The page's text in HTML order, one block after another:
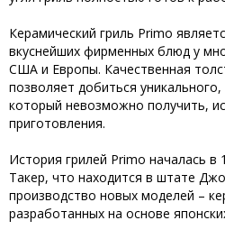
Керамический гриль Primo
вкуснейших фирменных блюд у
США и Европы. Качественная
позволяет добиться
который невозможно получить,
приготовления.
История грилей Primo началась в
Такер, что находится в штате
производство новых моделей –
разработанных на основе